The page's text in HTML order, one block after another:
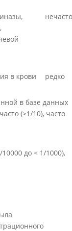
нечасто
в крови редко
в базе данных
(≥1/10), часто
до < 1/1000),